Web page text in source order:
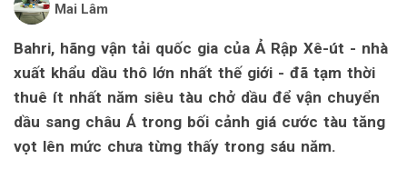
Mai Lâm
Bahri, hãng vận tải quốc gia của Ả Rập Xê-út - nhà
xuất khẩu dầu thô lớn nhất thế giới - đã tạm thời
thuê ít nhất năm siêu tàu chở dầu để vận chuyển
dầu sang châu Á trong bối cảnh giá cước tàu tăng
vọt lên mức chưa từng thấy trong sáu năm.